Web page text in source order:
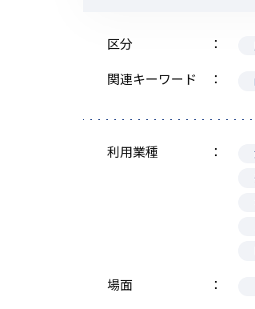
区分
関連キーワード
利用業種
場面